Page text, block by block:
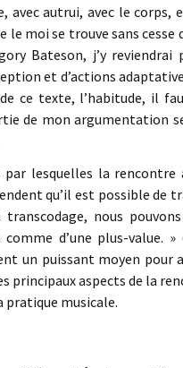
avec autrui, avec le
moi se trouve sans
Bateson, j’y
et d’actions
ce texte, l’habitude, il
de mon argumentation
lesquelles la
qu’il est possible
transcodage, nous
d’une plus-value.
un puissant moyen pour
principaux aspects de la
pratique musicale.